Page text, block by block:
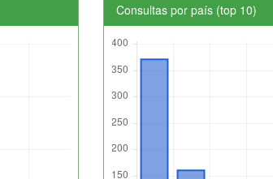
Consultas por país (top 10)